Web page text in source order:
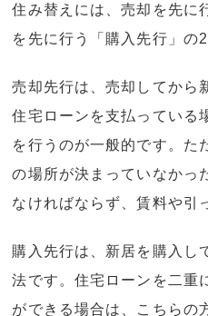
住み替えには、売却を先に
を先に行う「購入先行」の
売却先行は、売却してから
住宅ローンを支払っている
を行うのが一般的です。た
の場所が決まっていなかっ
なければならず、賃料や引
購入先行は、新居を購入し
法です。住宅ローンを二重
ができる場合は、こちらの